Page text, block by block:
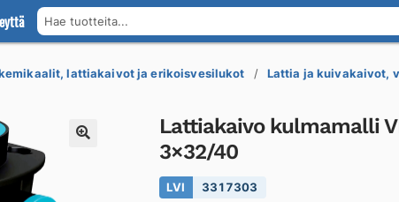
Hae tuotteita...
lattiakaivot ja erikoisvesilukot Lattia ja kuivakaivot,
Lattiakaivo kulmamalli
3×32/40
LVI 3317303